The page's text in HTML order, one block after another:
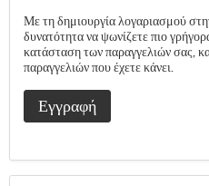
Με τη δημιουργία λογαριασμού
δυνατότητα να ψωνίζετε πιο
κατάσταση των παραγγελιών σας,
παραγγελιών που έχετε κάνει.
Εγγραφή